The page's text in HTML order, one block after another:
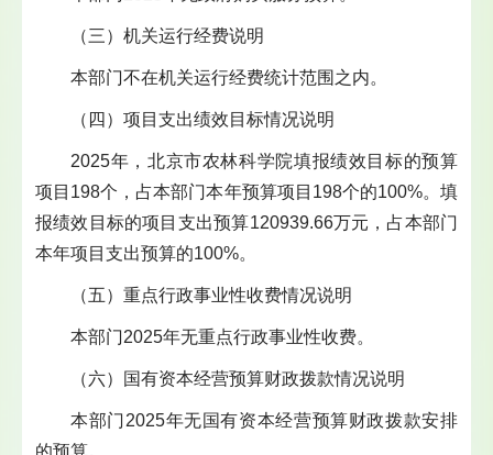
（三）机关运行经费说明
本部门不在机关运行经费统计范围之内。
（四）项目支出绩效目标情况说明
2025年，北京市农林科学院填报绩效目标的预算
项目198个，占本部门本年预算项目198个的100%。填
报绩效目标的项目支出预算120939.66万元，占本部门
本年项目支出预算的100%。
（五）重点行政事业性收费情况说明
本部门2025年无重点行政事业性收费。
（六）国有资本经营预算财政拨款情况说明
本部门2025年无国有资本经营预算财政拨款安排
的预算。